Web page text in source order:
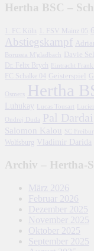
Hertha BSC –
1. FC Köln 1. FSV Mainz 05
Abstiegskampf
Borussia M'gladbach Davie
Dr. Felix Brych
Eintracht
FC Schalke 04 Geisterspiel
Hertha
Luhukay
Pal Dardai
Salomon Kalou SC Freiburg
Wolfsburg Vladimir Darida
Archiv – Hertha-
März 2026
Februar 2026
Dezember 2025
November 2025
Oktober 2025
September 2025